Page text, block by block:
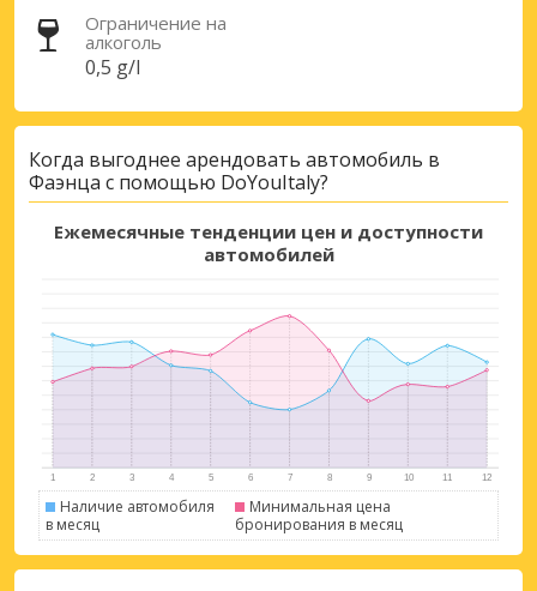
Ограничение на
алкоголь
0,5 g/l
Когда выгоднее арендовать автомобиль в
Фаэнца с помощью DoYouItaly?
Ежемесячные тенденции цен и доступности
автомобилей
Наличие автомобиля
в месяц
Минимальная цена
бронирования в месяц
Лучшие сбережения
Получите доступ к эксклюзивным
предложениям партнёров
Войти с помощью eLink